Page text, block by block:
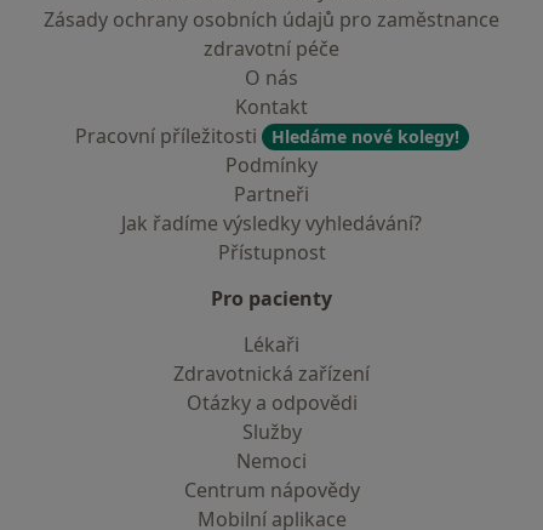
Zásady ochrany osobních údajů pro zaměstnance
zdravotní péče
O nás
Kontakt
Pracovní příležitosti
Hledáme nové kolegy!
Podmínky
Partneři
Jak řadíme výsledky vyhledávání?
Přístupnost
Pro pacienty
Lékaři
Zdravotnická zařízení
Otázky a odpovědi
Služby
Nemoci
Centrum nápovědy
Mobilní aplikace